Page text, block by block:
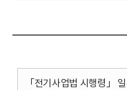
「전기사업법 시행령」